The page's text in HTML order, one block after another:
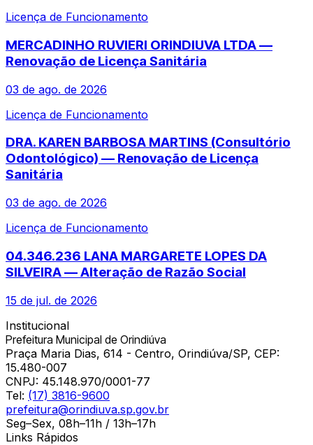
Licença de Funcionamento
MERCADINHO RUVIERI ORINDIUVA LTDA —
Renovação de Licença Sanitária
03 de ago. de 2026
Licença de Funcionamento
DRA. KAREN BARBOSA MARTINS (Consultório
Odontológico) — Renovação de Licença
Sanitária
03 de ago. de 2026
Licença de Funcionamento
04.346.236 LANA MARGARETE LOPES DA
SILVEIRA — Alteração de Razão Social
15 de jul. de 2026
Institucional
Prefeitura Municipal de Orindiúva
Praça Maria Dias, 614 - Centro, Orindiúva/SP, CEP:
15.480-007
CNPJ: 45.148.970/0001-77
Tel: (17) 3816-9600
prefeitura@orindiuva.sp.gov.br
Seg–Sex, 08h–11h / 13h–17h
Links Rápidos